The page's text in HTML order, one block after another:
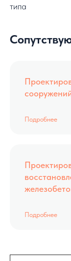
типа
Подробнее
Подробнее